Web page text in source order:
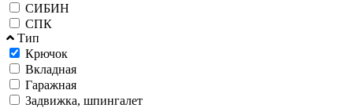
СИБИН
СПК
Тип
Крючок
Вкладная
Гаражная
Задвижка, шпингалет